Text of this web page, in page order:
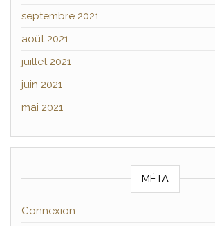
septembre 2021
août 2021
juillet 2021
juin 2021
mai 2021
MÉTA
Connexion